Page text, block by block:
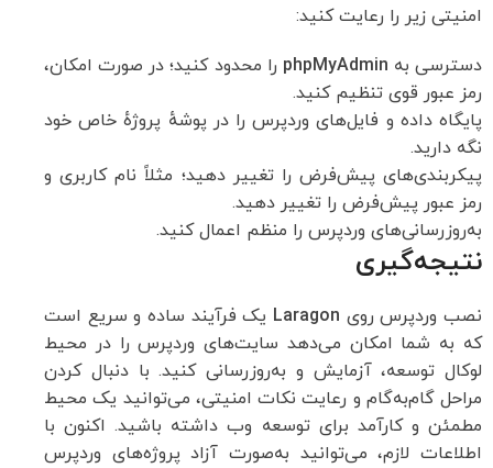
امنیتی زیر را رعایت کنید:
دسترسی به phpMyAdmin را محدود کنید؛ در صورت امکان،
رمز عبور قوی تنظیم کنید.
پایگاه داده و فایل‌های وردپرس را در پوشهٔ پروژهٔ خاص خود
نگه دارید.
پیکربندی‌های پیش‌فرض را تغییر دهید؛ مثلاً نام کاربری و
رمز عبور پیش‌فرض را تغییر دهید.
به‌روزرسانی‌های وردپرس را منظم اعمال کنید.
نتیجه‌گیری
نصب وردپرس روی Laragon یک فرآیند ساده و سریع است
که به شما امکان می‌دهد سایت‌های وردپرس را در محیط
لوکال توسعه، آزمایش و به‌روزرسانی کنید. با دنبال کردن
مراحل گام‌به‌گام و رعایت نکات امنیتی، می‌توانید یک محیط
مطمئن و کارآمد برای توسعه وب داشته باشید. اکنون با
اطلاعات لازم، می‌توانید به‌صورت آزاد پروژه‌های وردپرس